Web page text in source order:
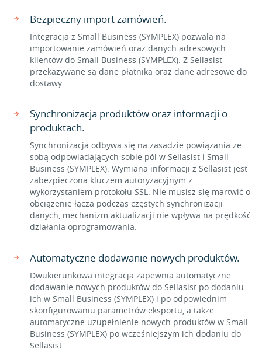
Bezpieczny import zamówień.
Integracja z Small Business (SYMPLEX) pozwala na
importowanie zamówień oraz danych adresowych
klientów do Small Business (SYMPLEX). Z Sellasist
przekazywane są dane płatnika oraz dane adresowe do
dostawy.
Synchronizacja produktów oraz informacji o
produktach.
Synchronizacja odbywa się na zasadzie powiązania ze
sobą odpowiadających sobie pól w Sellasist i Small
Business (SYMPLEX). Wymiana informacji z Sellasist jest
zabezpieczona kluczem autoryzacyjnym z
wykorzystaniem protokołu SSL. Nie musisz się martwić o
obciążenie łącza podczas częstych synchronizacji
danych, mechanizm aktualizacji nie wpływa na prędkość
działania oprogramowania.
Automatyczne dodawanie nowych produktów.
Dwukierunkowa integracja zapewnia automatyczne
dodawanie nowych produktów do Sellasist po dodaniu
ich w Small Business (SYMPLEX) i po odpowiednim
skonfigurowaniu parametrów eksportu, a także
automatyczne uzupełnienie nowych produktów w Small
Business (SYMPLEX) po wcześniejszym ich dodaniu do
Sellasist.